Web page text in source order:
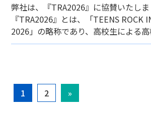
弊社は、『TRA2026』に協賛いたしま
『TRA2026』とは、「TEENS ROCK
2026」の略称であり、高校生による
1 2 »